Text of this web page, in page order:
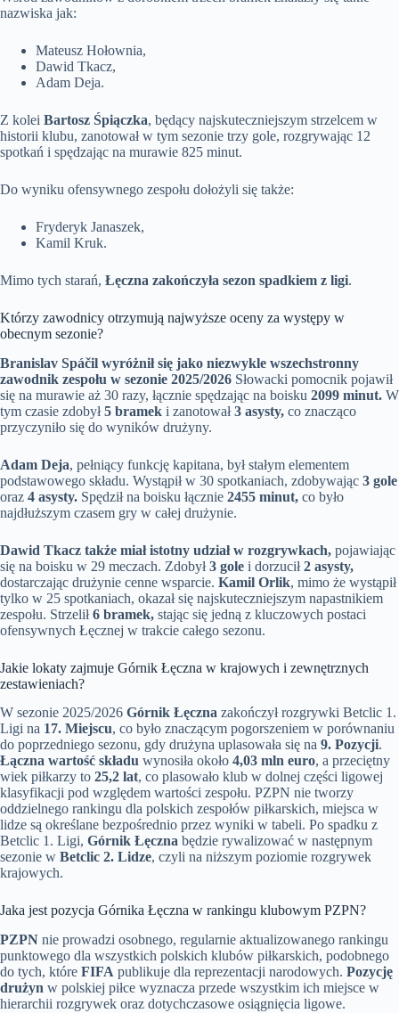
nazwiska jak:
Mateusz Hołownia,
Dawid Tkacz,
Adam Deja.
Z kolei Bartosz Śpiączka, będący najskuteczniejszym strzelcem w
historii klubu, zanotował w tym sezonie trzy gole, rozgrywając 12
spotkań i spędzając na murawie 825 minut.
Do wyniku ofensywnego zespołu dołożyli się także:
Fryderyk Janaszek,
Kamil Kruk.
Mimo tych starań, Łęczna zakończyła sezon spadkiem z ligi.
Którzy zawodnicy otrzymują najwyższe oceny za występy w
obecnym sezonie?
Branislav Spáčil wyróżnił się jako niezwykle wszechstronny
zawodnik zespołu w sezonie 2025/2026 Słowacki pomocnik pojawił
się na murawie aż 30 razy, łącznie spędzając na boisku 2099 minut. W
tym czasie zdobył5 bramek i zanotował3 asysty, co znacząco
przyczyniło się do wyników drużyny.
Adam Deja, pełniący funkcję kapitana, był stałym elementem
podstawowego składu. Wystąpił w 30 spotkaniach, zdobywając 3 gole
oraz 4 asysty. Spędził na boisku łącznie 2455 minut, co było
najdłuższym czasem gry w całej drużynie.
Dawid Tkacz także miał istotny udział w rozgrywkach, pojawiając
się na boisku w 29 meczach. Zdobył3 gole i dorzucił2 asysty,
dostarczając drużynie cenne wsparcie. Kamil Orlik, mimo że wystąpił
tylko w 25 spotkaniach, okazał się najskuteczniejszym napastnikiem
zespołu. Strzelił6 bramek, stając się jedną z kluczowych postaci
ofensywnych Łęcznej w trakcie całego sezonu.
Jakie lokaty zajmuje Górnik Łęczna w krajowych i zewnętrznych
zestawieniach?
W sezonie 2025/2026 Górnik Łęczna zakończył rozgrywki Betclic 1.
Ligi na 17. Miejscu, co było znaczącym pogorszeniem w porównaniu
do poprzedniego sezonu, gdy drużyna uplasowała się na 9. Pozycji.
Łączna wartość składu wynosiła około 4,03 mln euro, a przeciętny
wiek piłkarzy to 25,2 lat, co plasowało klub w dolnej części ligowej
klasyfikacji pod względem wartości zespołu. PZPN nie tworzy
oddzielnego rankingu dla polskich zespołów piłkarskich, miejsca w
lidze są określane bezpośrednio przez wyniki w tabeli. Po spadku z
Betclic 1. Ligi, Górnik Łęczna będzie rywalizować w następnym
sezonie w Betclic 2. Lidze, czyli na niższym poziomie rozgrywek
krajowych.
Jaka jest pozycja Górnika Łęczna w rankingu klubowym PZPN?
PZPN nie prowadzi osobnego, regularnie aktualizowanego rankingu
punktowego dla wszystkich polskich klubów piłkarskich, podobnego
do tych, które FIFA publikuje dla reprezentacji narodowych. Pozycję
drużyn w polskiej piłce wyznacza przede wszystkim ich miejsce w
hierarchii rozgrywek oraz dotychczasowe osiągnięcia ligowe.